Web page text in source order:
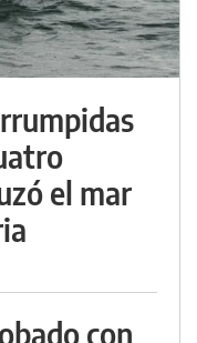
el mar
con